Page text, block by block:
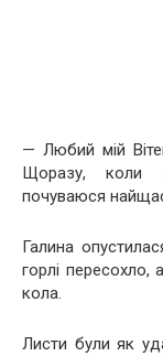
— Любий мій
Щоразу, коли
почуваюся
Галина
горлі пересохло,
кола.
Листи були як